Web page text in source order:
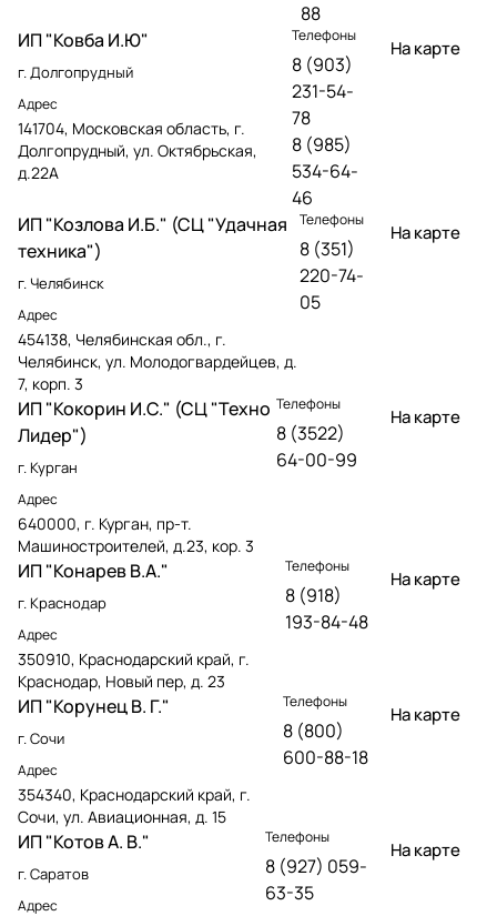
88
ИП "Ковба И.Ю"
г. Долгопрудный
Адрес
141704, Московская область, г.
Долгопрудный, ул. Октябрьская,
д.22А
Телефоны
8 (903)
231-54-
78
8 (985)
534-64-
46
На карте
ИП "Козлова И.Б." (СЦ "Удачная
техника")
г. Челябинск
Адрес
454138, Челябинская обл., г.
Челябинск, ул. Молодогвардейцев, д.
7, корп. 3
Телефоны
8 (351)
220-74-
05
На карте
ИП "Кокорин И.С." (СЦ "Техно
Лидер")
г. Курган
Адрес
640000, г. Курган, пр-т.
Машиностроителей, д.23, кор. 3
Телефоны
8 (3522)
64-00-99
На карте
ИП "Конарев В.А."
г. Краснодар
Адрес
350910, Краснодарский край, г.
Краснодар, Новый пер, д. 23
Телефоны
8 (918)
193-84-48
На карте
ИП "Корунец В. Г."
г. Сочи
Адрес
354340, Краснодарский край, г.
Сочи, ул. Авиационная, д. 15
Телефоны
8 (800)
600-88-18
На карте
ИП "Котов А. В."
г. Саратов
Адрес
Телефоны
8 (927) 059-
63-35
На карте